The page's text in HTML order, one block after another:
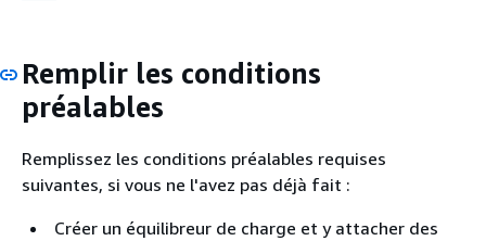
Remplir les conditions
préalables
Remplissez les conditions préalables requises
suivantes, si vous ne l'avez pas déjà fait :
Créer un équilibreur de charge et y attacher des